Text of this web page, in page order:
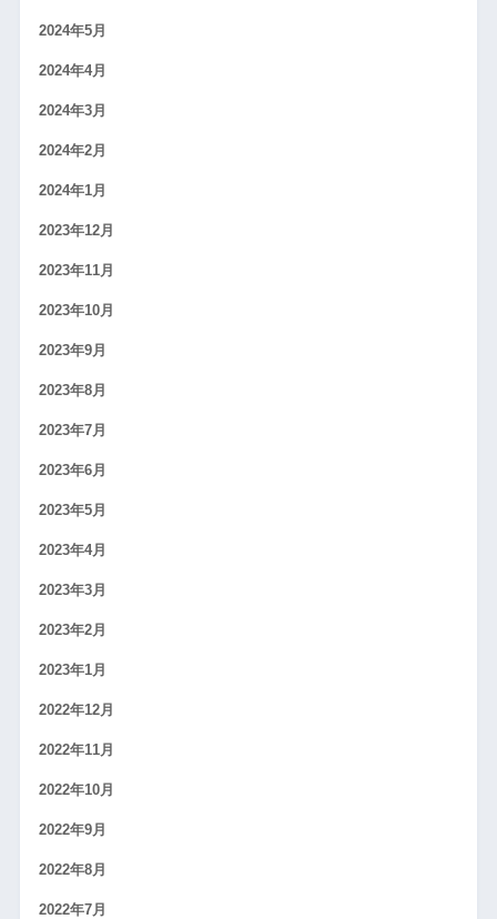
2024年5月
2024年4月
2024年3月
2024年2月
2024年1月
2023年12月
2023年11月
2023年10月
2023年9月
2023年8月
2023年7月
2023年6月
2023年5月
2023年4月
2023年3月
2023年2月
2023年1月
2022年12月
2022年11月
2022年10月
2022年9月
2022年8月
2022年7月